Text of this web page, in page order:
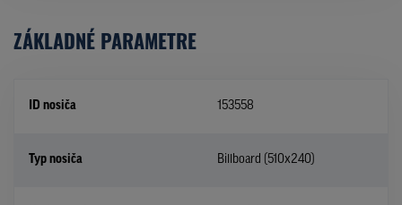
ZÁKLADNÉ PARAMETRE
ID nosiča 153558
Typ nosiča Billboard (510x240)